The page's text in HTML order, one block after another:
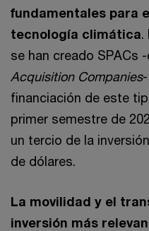
fundamentales para
tecnología climática.
se han creado SPACs
Acquisition Companies
financiación de este
primer semestre de
un tercio de la
de dólares.
La movilidad y el
inversión más